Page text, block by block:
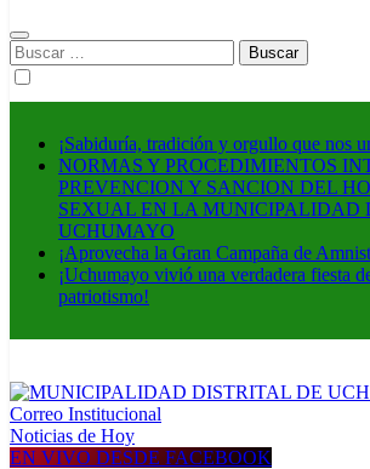
Buscar:
¡Sabiduría, tradición y orgullo que nos
NORMAS Y PROCEDIMIENTOS
PREVENCION Y SANCION DEL
SEXUAL EN LA MUNICIPALIDAD
UCHUMAYO
¡Aprovecha la Gran Campaña de
¡Uchumayo vivió una verdadera fiesta
patriotismo!
MUNICIPALIDAD DISTRITAL DE
Construyendo una nueva Historia
Correo Institucional
Noticias de Hoy
EN VIVO DESDE FACEBOOK